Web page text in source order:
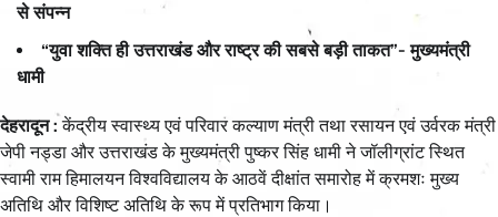
से संपन्न
“युवा शक्ति ही उत्तराखंड और राष्ट्र की सबसे बड़ी ताकत”- मुख्यमंत्री
धामी
देहरादून :केंद्रीय स्वास्थ्य एवं परिवार कल्याण मंत्री तथा रसायन एवं उर्वरक मंत्री
जेपी नड्डा और उत्तराखंड के मुख्यमंत्री पुष्कर सिंह धामी ने जॉलीग्रांट स्थित
स्वामी राम हिमालयन विश्वविद्यालय के आठवें दीक्षांत समारोह में क्रमशः मुख्य
अतिथि और विशिष्ट अतिथि के रूप में प्रतिभाग किया।